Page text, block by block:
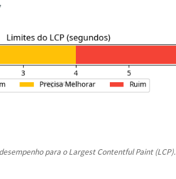
para o Largest Contentful Paint (LCP).